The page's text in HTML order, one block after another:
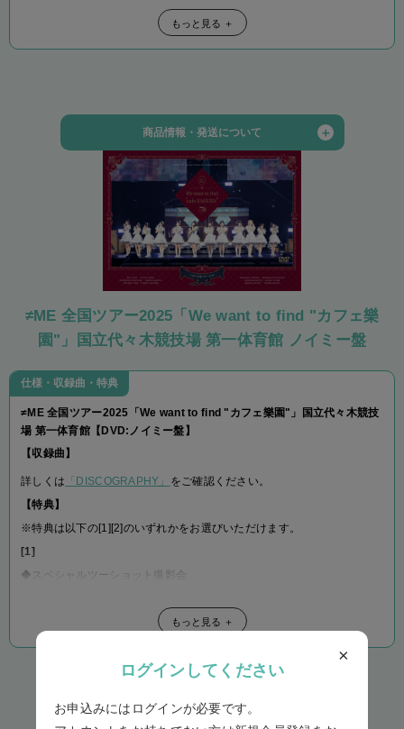
×
ログインしてください
お申込みにはログインが必要です。
ここでファーストキッス(off vocal ver.)
Summer haze(off vocal ver.)
◆オンライン個別お話し会
※あらかじめ申込時にメンバー・時間を指名してお申込み頂く参加券と
ライブトークアプリMeet Pass（ミートパス）を使用して、オンライン
で個別お話し会をお楽しみいただけるイベントです。
オンライン個別お話し会参加券付き ノイミー盤CD１枚ご購入につき１
参加していただくことができます。
参加方法、事前準備についての詳細はこちらをご確認ください。
らかじめご了承ください。
[2]
◆オンライン2ショット写真会
※あらかじめ申込時にメンバー・時間を指名してお申込み頂く参加券と
ライブトークアプリMeet Pass（ミートパス）を使用して、オンライン
で2ショット写真撮影をお楽しみいただけるイベントです。オンライン2
ショット写真会参加券付き ノイミー盤CD１枚ご購入につき１回、ご購
入時に選択された日時・メンバーのオンライン2ショット写真会に参加し
オンライン2ショット写真会の流れはこちら
をご確認ください。
※写真撮影中もお話しすることは可能ですが、2ショット写真を撮影する
ことがメインのイベントとなりますので、あらかじめご了承ください。
一度に使用可能な参加券の枚数を50枚までとさせていただきます。あら
もっと見る ＋
商品情報・発送について ＋
・発売日:2026年6月24日(水)
・発送予定日:2026年9月4日(金)以降 順次発送予定
・販売価格:1,100円(税込)
・品番:NMAX-1452
＜ノイミー盤会員限定＞
クレジット(前払い)、コンビニ支払い(前払い)の中から選
※代引きはお選びできません。ご了承下さい。
・送料:1口ごとに990円(税込)
今回の「おまとめサービス」では、【12thシングル「愛
くださいませ/ここでファーストキッス」ノイミー盤】と
【代々木カフェ楽園DVD】を一緒におまとめすることは
できません。
ス」ノイミー盤】と【代々木カフェ楽園DVD】それぞれ
≠ME 全国ツアー2025「We want to find "カフェ樂
園"」国立代々木競技場 第一体育館 ノイミー盤
仕様・収録曲・特典
≠ME 全国ツアー2025「We want to find "カフェ樂園"」国立代々木競技
場 第一体育館【DVD:ノイミー盤】
【収録曲】
詳しくは 「DISCOGRAPHY」 をご確認ください。
【特典】
※特典は以下の[1][2]のいずれかをお選びいただけます。
[1]
◆スペシャルツーショット撮影会
≠ME 全国ツアー2025「We want to find "カフェ樂園"」国立代々木競技
場 第一体育館で着用した、全国ツアー2025 オープニング衣装を着用し
たメンバーとのツーショット写真撮影ができるイベントです。
もっと見る ＋
・発売日:2026年4月29日(水)